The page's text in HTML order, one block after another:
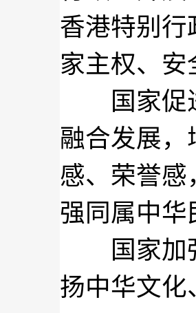
香港特别行
家主权、安
国家促进
融合发展
感、荣誉感
强同属中华
国家加强
扬中华文化